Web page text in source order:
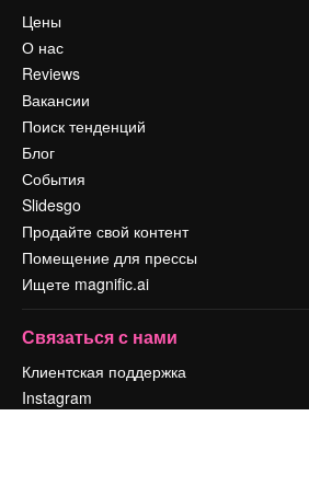
Цены
О нас
Reviews
Вакансии
Поиск тенденций
Блог
События
Slidesgo
Продайте свой контент
Помещение для прессы
Ищете magnific.ai
Связаться с нами
Клиентская поддержка
Instagram